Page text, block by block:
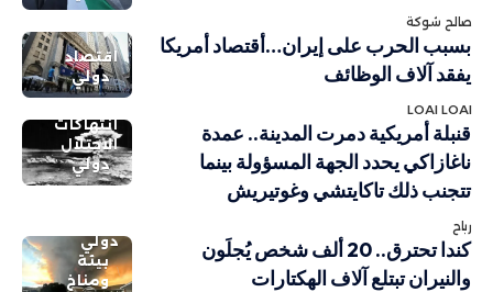
صالح شوكة
اقتصاد
دولي
بسبب الحرب على إيران…أقتصاد أمريكا
يفقد آلاف الوظائف
LOAI LOAI
انتهاكات
الاحتلال
دولي
قنبلة أمريكية دمرت المدينة.. عمدة
ناغازاكي يحدد الجهة المسؤولة بينما
تتجنب ذلك تاكايتشي وغوتيريش
رباح
دولي
بيئة
ومناخ
كندا تحترق.. 20 ألف شخص يُجلَون
والنيران تبتلع آلاف الهكتارات